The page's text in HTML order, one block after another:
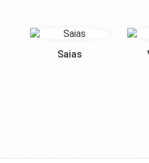
Saias